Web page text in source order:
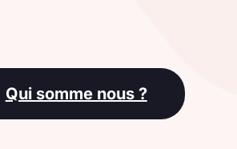
Qui somme nous ?